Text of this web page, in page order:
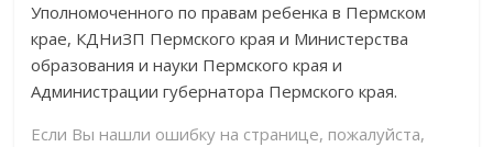
Уполномоченного по правам ребенка в Пермском
крае, КДНиЗП Пермского края и Министерства
образования и науки Пермского края и
Администрации губернатора Пермского края.
Если Вы нашли ошибку на странице, пожалуйста,